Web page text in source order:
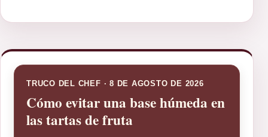
TRUCO DEL CHEF · 8 DE AGOSTO DE 2026
Cómo evitar una base húmeda en
las tartas de fruta